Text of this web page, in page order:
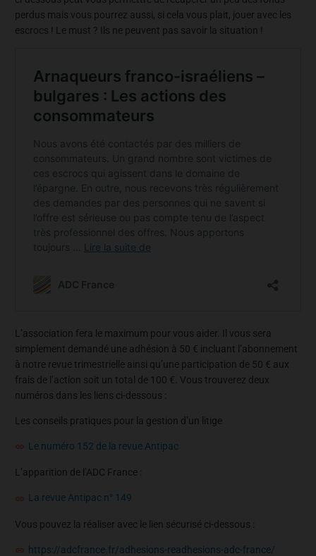
perdus mais vous pourrez aussi, si cela vous plait, jouer avec les
escrocs ! Le must ? Ils ne peuvent pas savoir la situation !
L’association fera le maximum pour vous aider. Il vous sera
simplement demandé une adhésion à 50 € incluant l’abonnement
à notre revue trimestrielle ainsi qu’une participation de 50 € aux
frais de l’action soit un total de 100 €. Vous trouverez deux
numéros dans les liens ci-dessous :
Les conseils pratiques pour la gestion d’un litige
Le numéro 152 de la revue Antipac
L’apparition de l’ADC France :
La revue Antipac n° 149
Vous pouvez la réaliser avec le lien sécurisé ci-dessous :
https://adcfrance.fr/adhesions-readhesions-adc-france/